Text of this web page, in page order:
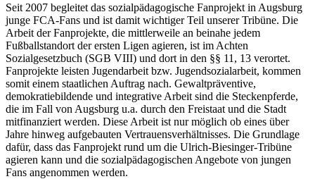
Seit 2007 begleitet das sozialpädagogische Fanprojekt in Augsburg
junge FCA-Fans und ist damit wichtiger Teil unserer Tribüne. Die
Arbeit der Fanprojekte, die mittlerweile an beinahe jedem
Fußballstandort der ersten Ligen agieren, ist im Achten
Sozialgesetzbuch (SGB VIII) und dort in den §§ 11, 13 verortet.
Fanprojekte leisten Jugendarbeit bzw. Jugendsozialarbeit, kommen
somit einem staatlichen Auftrag nach. Gewaltpräventive,
demokratiebildende und integrative Arbeit sind die Steckenpferde,
die im Fall von Augsburg u.a. durch den Freistaat und die Stadt
mitfinanziert werden. Diese Arbeit ist nur möglich ob eines über
Jahre hinweg aufgebauten Vertrauensverhältnisses. Die Grundlage
dafür, dass das Fanprojekt rund um die Ulrich-Biesinger-Tribüne
agieren kann und die sozialpädagogischen Angebote von jungen
Fans angenommen werden.